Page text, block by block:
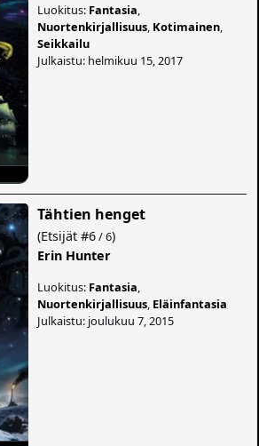
Luokitus: Fantasia
Nuortenkirjallisuus Kotimainen
Seikkailu
Julkaistu: helmikuu 15, 2017
Tähtien henget
(Etsijät #6/ 6)
Erin Hunter
Luokitus: Fantasia
Nuortenkirjallisuus Eläinfantasia
Julkaistu: joulukuu 7, 2015